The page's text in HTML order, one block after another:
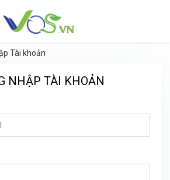
Tài khoản
NHẬP TÀI KHOẢN